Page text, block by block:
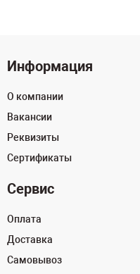
Информация
О компании
Вакансии
Реквизиты
Сертификаты
Сервис
Оплата
Доставка
Самовывоз